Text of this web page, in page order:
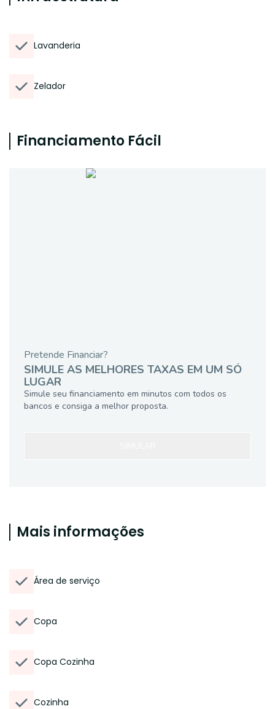
Lavanderia
Zelador
Financiamento Fácil
Pretende Financiar?
SIMULE AS MELHORES TAXAS EM UM SÓ
LUGAR
Simule seu financiamento em minutos com todos os
bancos e consiga a melhor proposta.
Mais informações
Área de serviço
Copa
Copa Cozinha
Cozinha